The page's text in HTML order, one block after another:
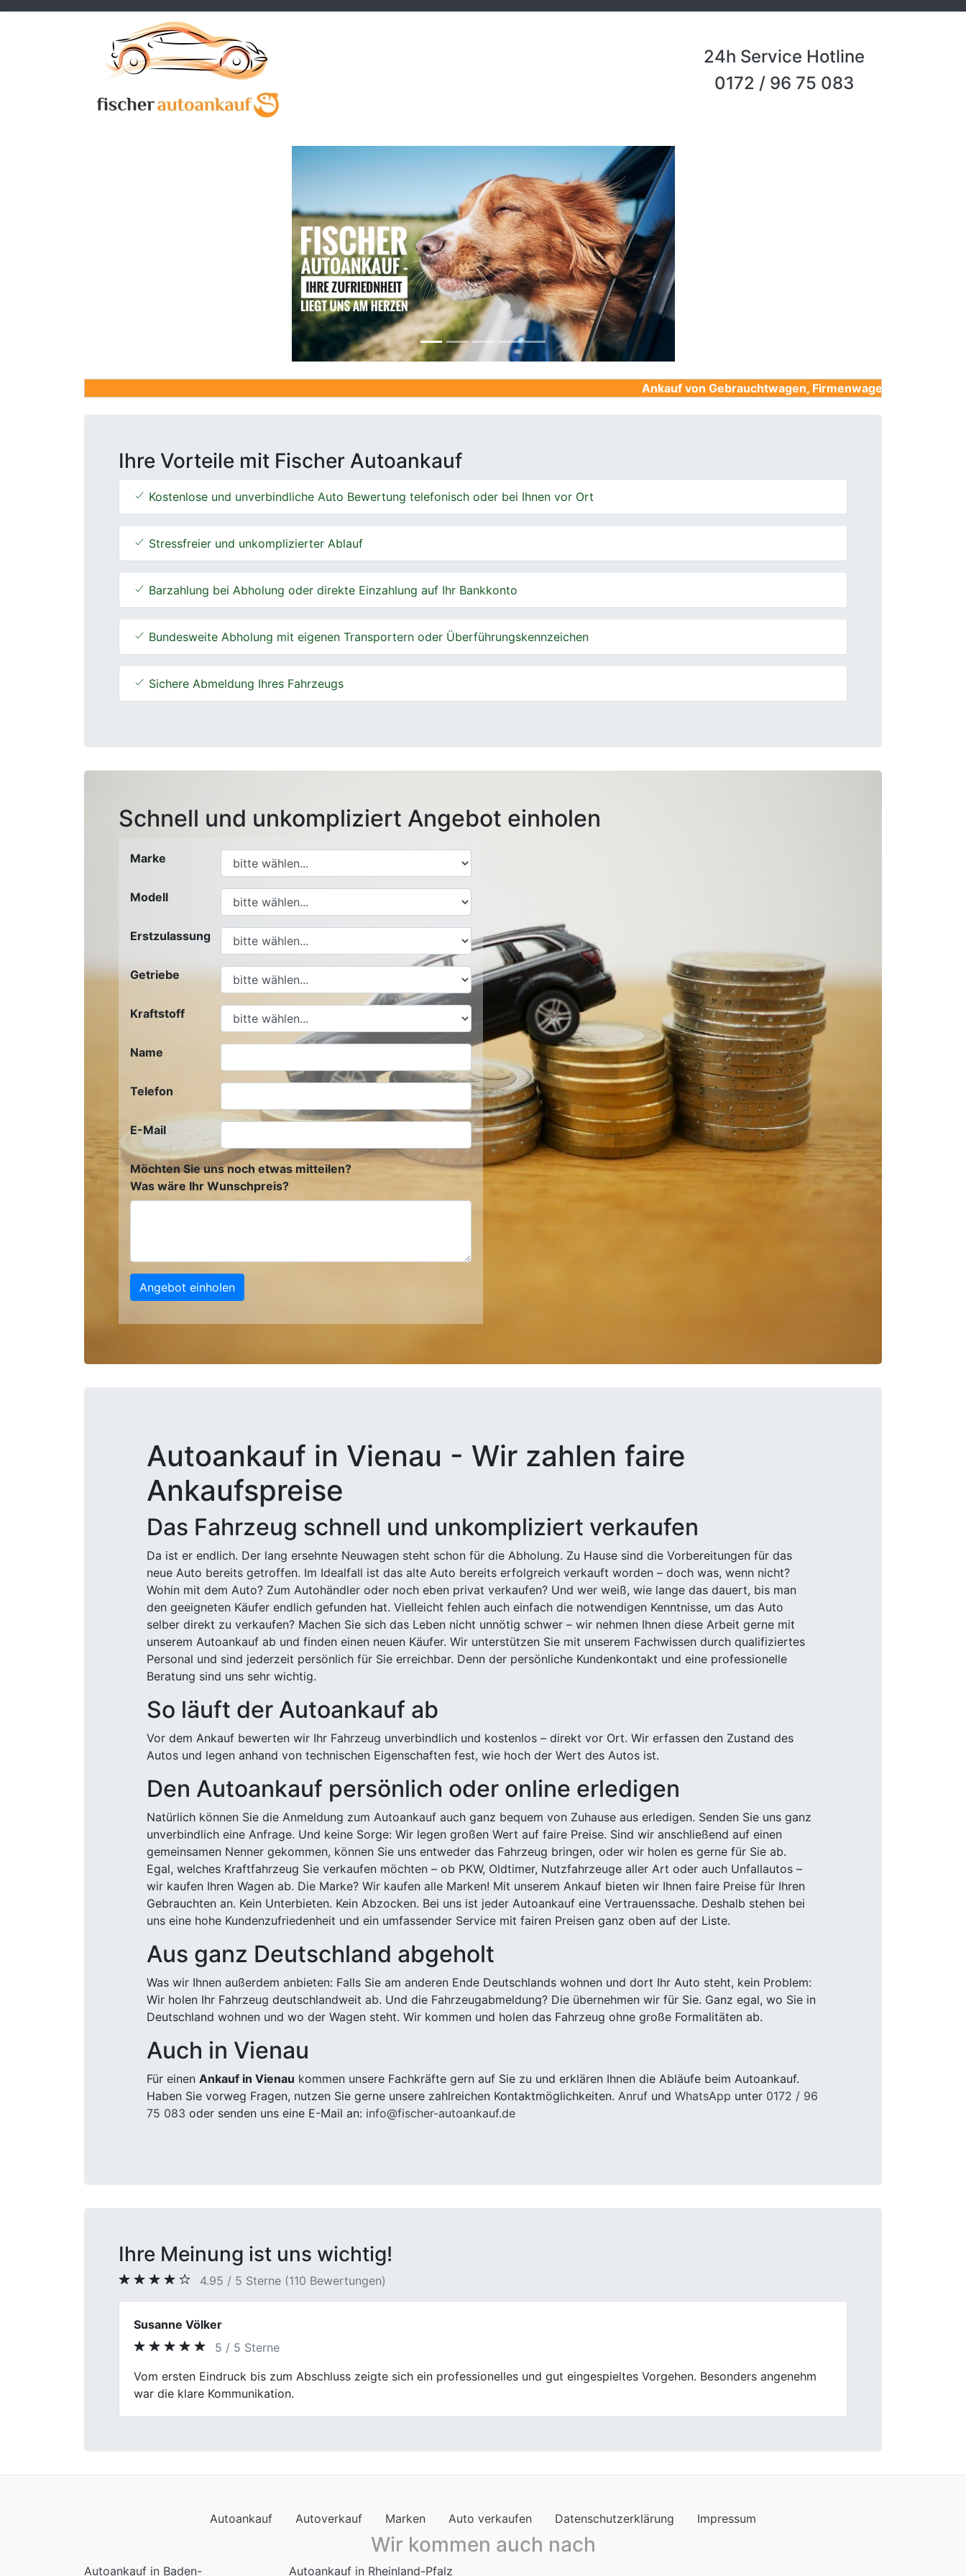
24h Service Hotline
0172 / 96 75 083
Ankauf von Gebrauchtwagen, Firmenwagen, Unfallwagen,
Ihre Vorteile mit Fischer Autoankauf
Kostenlose und unverbindliche Auto Bewertung telefonisch oder bei Ihnen vor Ort
Stressfreier und unkomplizierter Ablauf
Barzahlung bei Abholung oder direkte Einzahlung auf Ihr Bankkonto
Bundesweite Abholung mit eigenen Transportern oder Überführungskennzeichen
Sichere Abmeldung Ihres Fahrzeugs
Schnell und unkompliziert Angebot einholen
Marke
Modell
Erstzulassung
Getriebe
Kraftstoff
Name
Telefon
E-Mail
Möchten Sie uns noch etwas mitteilen?
Was wäre Ihr Wunschpreis?
Angebot einholen
Autoankauf in Vienau - Wir zahlen faire
Ankaufspreise
Das Fahrzeug schnell und unkompliziert verkaufen
Da ist er endlich. Der lang ersehnte Neuwagen steht schon für die Abholung. Zu Hause sind die Vorbereitungen für das
neue Auto bereits getroffen. Im Idealfall ist das alte Auto bereits erfolgreich verkauft worden – doch was, wenn nicht?
Wohin mit dem Auto? Zum Autohändler oder noch eben privat verkaufen? Und wer weiß, wie lange das dauert, bis man
den geeigneten Käufer endlich gefunden hat. Vielleicht fehlen auch einfach die notwendigen Kenntnisse, um das Auto
selber direkt zu verkaufen? Machen Sie sich das Leben nicht unnötig schwer – wir nehmen Ihnen diese Arbeit gerne mit
unserem Autoankauf ab und finden einen neuen Käufer. Wir unterstützen Sie mit unserem Fachwissen durch qualifiziertes
Personal und sind jederzeit persönlich für Sie erreichbar. Denn der persönliche Kundenkontakt und eine professionelle
Beratung sind uns sehr wichtig.
So läuft der Autoankauf ab
Vor dem Ankauf bewerten wir Ihr Fahrzeug unverbindlich und kostenlos – direkt vor Ort. Wir erfassen den Zustand des
Autos und legen anhand von technischen Eigenschaften fest, wie hoch der Wert des Autos ist.
Den Autoankauf persönlich oder online erledigen
Natürlich können Sie die Anmeldung zum Autoankauf auch ganz bequem von Zuhause aus erledigen. Senden Sie uns ganz
unverbindlich eine Anfrage. Und keine Sorge: Wir legen großen Wert auf faire Preise. Sind wir anschließend auf einen
gemeinsamen Nenner gekommen, können Sie uns entweder das Fahrzeug bringen, oder wir holen es gerne für Sie ab.
Egal, welches Kraftfahrzeug Sie verkaufen möchten – ob PKW, Oldtimer, Nutzfahrzeuge aller Art oder auch Unfallautos –
wir kaufen Ihren Wagen ab. Die Marke? Wir kaufen alle Marken! Mit unserem Ankauf bieten wir Ihnen faire Preise für Ihren
Gebrauchten an. Kein Unterbieten. Kein Abzocken. Bei uns ist jeder Autoankauf eine Vertrauenssache. Deshalb stehen bei
uns eine hohe Kundenzufriedenheit und ein umfassender Service mit fairen Preisen ganz oben auf der Liste.
Aus ganz Deutschland abgeholt
Was wir Ihnen außerdem anbieten: Falls Sie am anderen Ende Deutschlands wohnen und dort Ihr Auto steht, kein Problem:
Wir holen Ihr Fahrzeug deutschlandweit ab. Und die Fahrzeugabmeldung? Die übernehmen wir für Sie. Ganz egal, wo Sie in
Deutschland wohnen und wo der Wagen steht. Wir kommen und holen das Fahrzeug ohne große Formalitäten ab.
Auch in Vienau
Für einen Ankauf in Vienau kommen unsere Fachkräfte gern auf Sie zu und erklären Ihnen die Abläufe beim Autoankauf.
Haben Sie vorweg Fragen, nutzen Sie gerne unsere zahlreichen Kontaktmöglichkeiten. Anruf und WhatsApp unter 0172 / 96
75 083 oder senden uns eine E-Mail an: info@fischer-autoankauf.de
Ihre Meinung ist uns wichtig!
4.95 / 5 Sterne (110 Bewertungen)
Dennis H.
5 / 5 Sterne
Mein Kleinwagen war nichts Besonderes, aber genau so wurde er auch behandelt – ganz normal und ohne Theater. Verkauf lief
ruhig durch.
Autoankauf Autoverkauf Marken Auto verkaufen Datenschutzerklärung Impressum
Wir kommen auch nach
Autoankauf in Baden- Autoankauf in Rheinland-Pfalz